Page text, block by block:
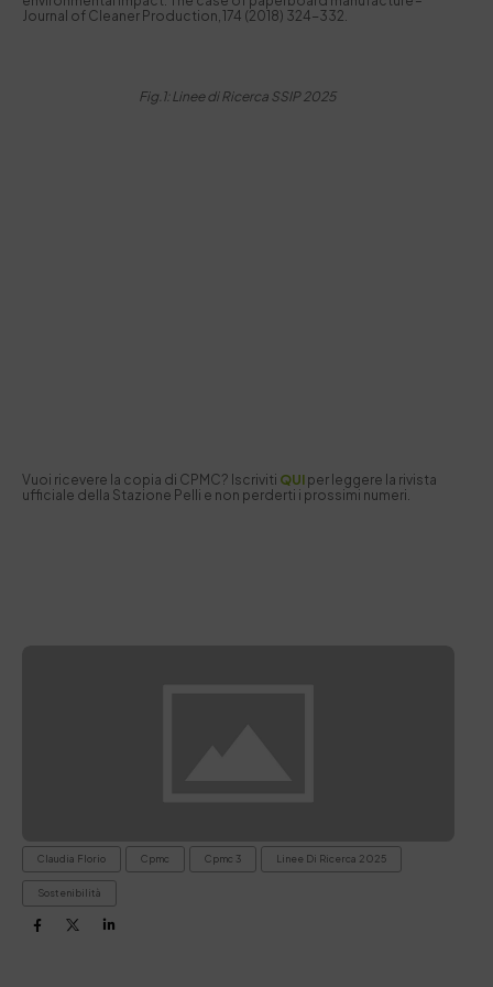
Journal of Cleaner Production, 174 (2018) 324-332.
Fig.1: Linee di Ricerca SSIP2025
Vuoi ricevere la copia di CPMC? Iscriviti QUI per leggere la rivista
ufficiale della Stazione Pelli e non perderti i prossimi numeri.
Claudia Florio Cpmc Cpmc 3 Linee Di Ricerca 2025
Sostenibilità